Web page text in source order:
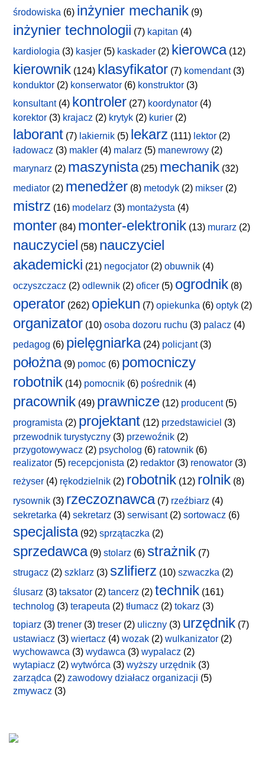
środowiska (6) inżynier mechanik (9)
inżynier technologii (7) kapitan (4)
kardiologia (3) kasjer (5) kaskader (2) kierowca(12)
kierownik (124) klasyfikator (7) komendant(3)
konduktor (2) konserwator (6) konstruktor (3)
konsultant(4) kontroler (27) koordynator (4)
korektor (3) krajacz (2) krytyk (2) kurier (2)
laborant (7) lakiernik (5) lekarz (111) lektor (2)
ładowacz (3) makler (4) malarz (5) manewrowy (2)
marynarz (2) maszynista(25) mechanik (32)
mediator (2) menedżer (8) metodyk (2) mikser (2)
mistrz (16) modelarz (3) montażysta (4)
monter (84) monter-elektronik (13) murarz (2)
nauczyciel (58) nauczyciel
akademicki (21) negocjator (2) obuwnik (4)
oczyszczacz (2) odlewnik (2) oficer (5) ogrodnik (8)
operator (262) opiekun (7) opiekunka (6) optyk (2)
organizator (10) osoba dozoru ruchu (3) palacz (4)
pedagog (6) pielęgniarka(24) policjant(3)
położna(9) pomoc (6) pomocniczy
robotnik (14) pomocnik (6) pośrednik (4)
pracownik (49) prawnicze (12) producent(5)
programista (2) projektant (12) przedstawiciel (3)
przewodnik turystyczny (3) przewoźnik (2)
przygotowywacz (2) psycholog (6) ratownik (6)
realizator (5) recepcjonista (2) redaktor (3) renowator (3)
reżyser (4) rękodzielnik (2) robotnik (12) rolnik (8)
rysownik (3) rzeczoznawca(7) rzeźbiarz (4)
sekretarka (4) sekretarz (3) serwisant(2) sortowacz (6)
specjalista(92) sprzątaczka (2)
sprzedawca(9) stolarz (6) strażnik (7)
strugacz (2) szklarz (3) szlifierz (10) szwaczka (2)
ślusarz (3) taksator (2) tancerz (2) technik (161)
technolog (3) terapeuta (2) tłumacz (2) tokarz (3)
topiarz (3) trener (3) treser (2) uliczny (3) urzędnik (7)
ustawiacz (3) wiertacz (4) wozak (2) wulkanizator (2)
wychowawca (3) wydawca (3) wypalacz (2)
wytapiacz (2) wytwórca (3) wyższy urzędnik (3)
zarządca (2) zawodowy działacz organizacji (5)
zmywacz (3)